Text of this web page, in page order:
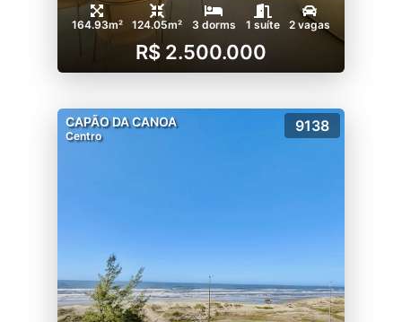
164.93m² 124.05m² 3 dorms 1 suíte 2 vagas
R$ 2.500.000
CAPÃO DA CANOA
Centro
9138